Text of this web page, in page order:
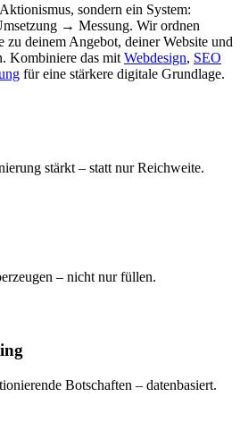
sondern ein System:
→ Messung. Wir ordnen
zu deinem Angebot, deiner Website und
Kombiniere das mit Webdesign, SEO
für eine stärkere digitale Grundlage.
stärkt – statt nur Reichweite.
– nicht nur füllen.
Botschaften – datenbasiert.